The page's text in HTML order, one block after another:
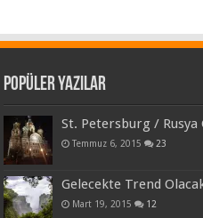
Popüler Yazılar
St. Petersburg / Rusya
Temmuz 6, 2015 23
Gelecekte Trend
Mart 19, 2015 12